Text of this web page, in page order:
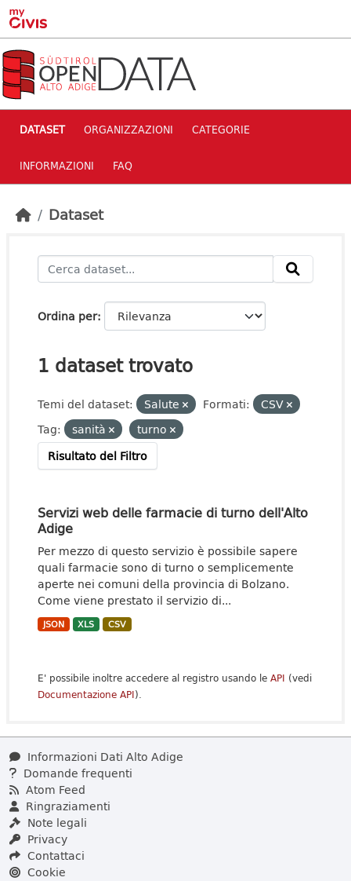
Skip to main content
DATASET ORGANIZZAZIONI CATEGORIE
INFORMAZIONI FAQ
Dataset
Ordina per
1 dataset trovato
Temi del dataset: Salute Formati:
CSV
Tag:
sanità
turno
Risultato del Filtro
Servizi web delle farmacie di turno dell'Alto
Adige
Per mezzo di questo servizio è possibile sapere
quali farmacie sono di turno o semplicemente
aperte nei comuni della provincia di Bolzano.
Come viene prestato il servizio di...
JSON XLS CSV
E' possibile inoltre accedere al registro usando le API (vedi
Documentazione API).
Informazioni Dati Alto Adige
Domande frequenti
Atom Feed
Ringraziamenti
Note legali
Privacy
Contattaci
Cookie